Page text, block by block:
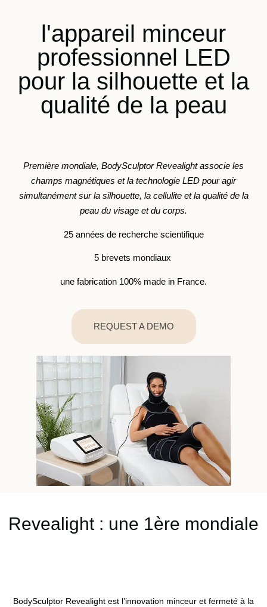
l'appareil minceur
professionnel LED
pour la silhouette et la
qualité de la peau
Première mondiale, BodySculptor Revealight associe les
champs magnétiques et la technologie LED pour agir
simultanément sur la silhouette, la cellulite et la qualité de la
peau du visage et du corps.
25 années de recherche scientifique
5 brevets mondiaux
une fabrication 100% made in France.
REQUEST A DEMO
Revealight : une 1ère mondiale
BodySculptor Revealight est l’innovation minceur et fermeté à la